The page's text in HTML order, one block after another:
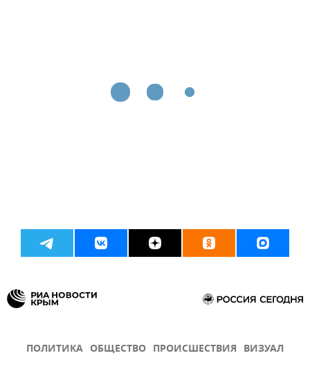
ПОЛИТИКА ОБЩЕСТВО ПРОИСШЕСТВИЯ ВИЗУАЛ